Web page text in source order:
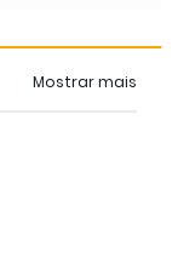
Mostrar mais